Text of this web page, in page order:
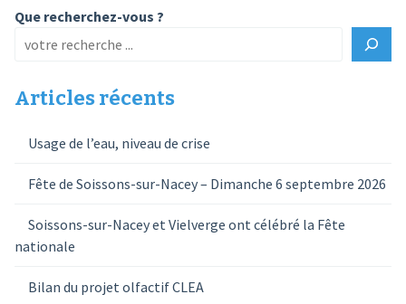
Que recherchez-vous ?
Articles récents
Usage de l’eau, niveau de crise
Fête de Soissons-sur-Nacey – Dimanche 6 septembre 2026
Soissons-sur-Nacey et Vielverge ont célébré la Fête
nationale
Bilan du projet olfactif CLEA